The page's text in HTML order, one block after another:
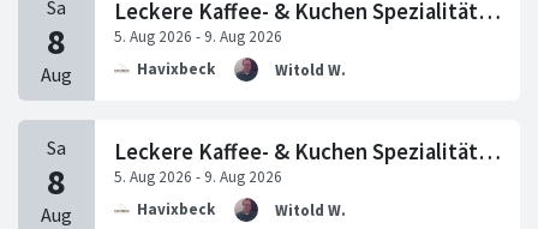
Leckere Kaffee- & Kuchen Spezialitäten im café arte im Sandsteinmuseum
Havixbeck Witold W.
Leckere Kaffee- & Kuchen Spezialitäten im café arte im Sandsteinmuseum
Havixbeck Witold W.